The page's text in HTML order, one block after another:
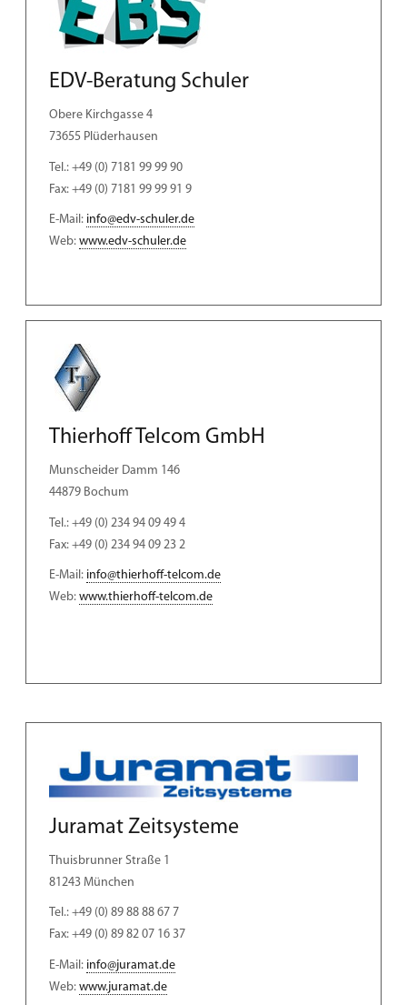
EDV-Beratung Schuler
Obere Kirchgasse 4
73655 Plüderhausen
Tel.: +49 (0) 7181 99 99 90
Fax: +49 (0) 7181 99 99 91 9
E-Mail: info@edv-schuler.de
Web:www.edv-schuler.de
Thierhoff Telcom GmbH
Munscheider Damm 146
44879 Bochum
Tel.: +49 (0) 234 94 09 49 4
Fax: +49 (0) 234 94 09 23 2
E-Mail: info@thierhoff-telcom.de
Web:www.thierhoff-telcom.de
Juramat Zeitsysteme
Thuisbrunner Straße 1
81243 München
Tel.: +49 (0) 89 88 88 67 7
Fax: +49 (0) 89 82 07 16 37
E-Mail: info@juramat.de
Web:www.juramat.de